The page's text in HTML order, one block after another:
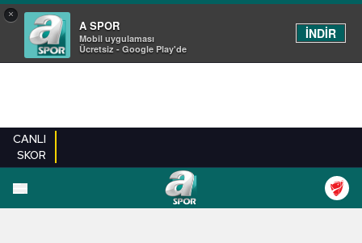
×
A SPOR
Mobil uygulaması
Ücretsiz - Google Play'de
İNDİR
CANLI
SKOR